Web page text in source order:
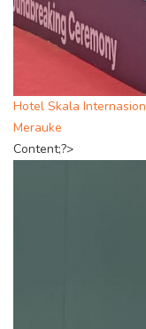
Hotel Skala
Merauke
Content;?>